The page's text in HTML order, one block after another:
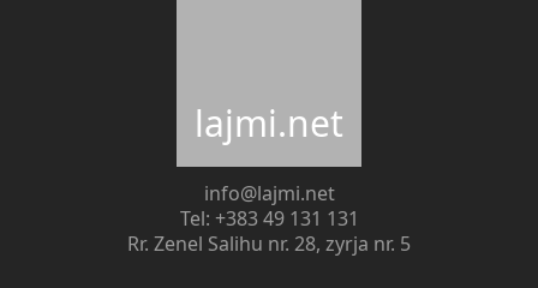
lajmi.net
info@lajmi.net
Tel: +383 49 131 131
Rr. Zenel Salihu nr. 28, zyrja nr. 5